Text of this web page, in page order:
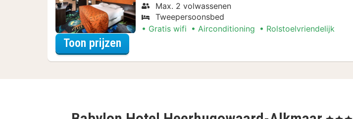
Max. 2 volwassenen
Tweepersoonsbed
Gratis wifi
Airconditioning Rolstoelvriendelijk
Toon prijzen
, 4 Sterren